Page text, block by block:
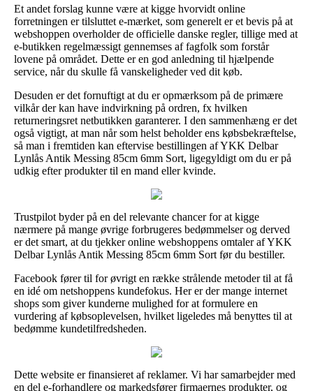
Et andet forslag kunne være at kigge hvorvidt online
forretningen er tilsluttet e-mærket, som generelt er et bevis på at
webshoppen overholder de officielle danske regler, tillige med at
e-butikken regelmæssigt gennemses af fagfolk som forstår
lovene på området. Dette er en god anledning til hjælpende
service, når du skulle få vanskeligheder ved dit køb.
Desuden er det fornuftigt at du er opmærksom på de primære
vilkår der kan have indvirkning på ordren, fx hvilken
returneringsret netbutikken garanterer. I den sammenhæng er det
også vigtigt, at man når som helst beholder ens købsbekræftelse,
så man i fremtiden kan eftervise bestillingen af YKK Delbar
Lynlås Antik Messing 85cm 6mm Sort, ligegyldigt om du er på
udkig efter produkter til en mand eller kvinde.
Trustpilot byder på en del relevante chancer for at kigge
nærmere på mange øvrige forbrugeres bedømmelser og derved
er det smart, at du tjekker online webshoppens omtaler af YKK
Delbar Lynlås Antik Messing 85cm 6mm Sort før du bestiller.
Facebook fører til for øvrigt en række strålende metoder til at få
en idé om netshoppens kundefokus. Her er der mange internet
shops som giver kunderne mulighed for at formulere en
vurdering af købsoplevelsen, hvilket ligeledes må benyttes til at
bedømme kundetilfredsheden.
Dette website er finansieret af reklamer. Vi har samarbejder med
en del e-forhandlere og markedsfører firmaernes produkter, og